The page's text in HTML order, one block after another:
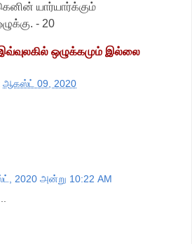
யார்யார்க்கும்
- 20
ஒழுக்கமும் இல்லை
ஆகஸ்ட் 09, 2020
2020 அன்று 10:22 AM